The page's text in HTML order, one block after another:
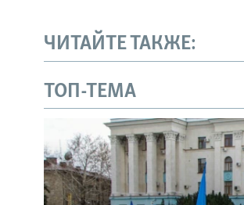
ЧИТАЙТЕ ТАКЖЕ:
ТОП-ТЕМА